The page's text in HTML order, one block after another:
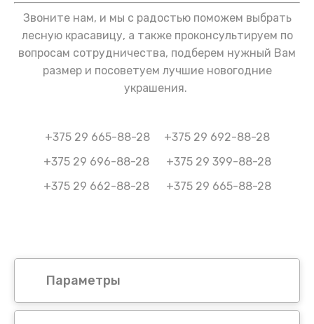
Звоните нам, и мы с радостью поможем выбрать
лесную красавицу, а также проконсультируем по
вопросам сотрудничества, подберем нужный Вам
размер и посоветуем лучшие новогодние
украшения.
+375 29 665-88-28 +375 29 692-88-28
+375 29 696-88-28 +375 29 399-88-28
+375 29 662-88-28 +375 29 665-88-28
Параметры